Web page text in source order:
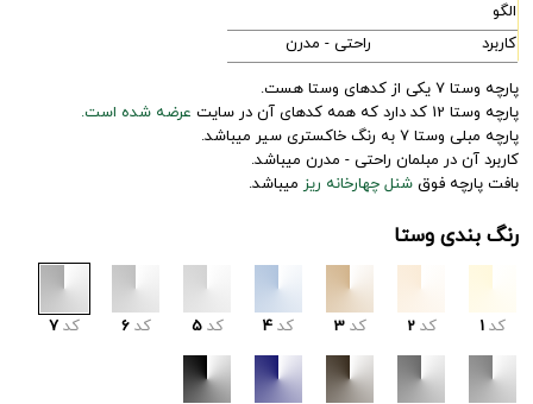
الگو
کاربرد
راحتی - مدرن
پارچه وستا 7 یکی از کدهای وستا هست.
پارچه وستا 12 کد دارد که همه کدهای آن در سایت
عرضه شده است.
پارچه مبلی وستا 7 به رنگ خاکستری سیر میباشد.
کاربرد آن در مبلمان راحتی - مدرن میباشد.
بافت پارچه فوق شنل چهارخانه ریز میباشد.
رنگ بندی وستا
کد 1 کد 2 کد 3 کد 4 کد 5 کد 6 کد 7